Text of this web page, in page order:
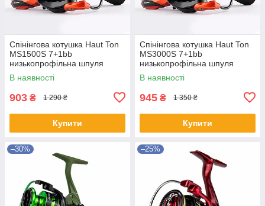
Спінінгова котушка Haut Ton
MS1500S 7+1bb
низькопрофільна шпуля
В наявності
903 ₴ 1 290 ₴
Купити
Спінінгова котушка Haut Ton
MS3000S 7+1bb
низькопрофільна шпуля
В наявності
945 ₴ 1 350 ₴
Купити
–30% –25%